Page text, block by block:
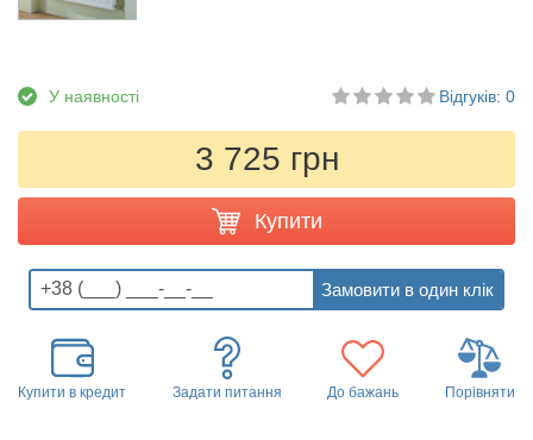
У наявності Відгуків: 0
3 725 грн
Купити
Купити в кредит Задати питання До бажань Порівняти